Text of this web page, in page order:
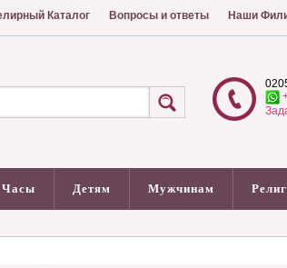
Каталог Вопросы и ответы Наши
Часы Детям Мужчинам